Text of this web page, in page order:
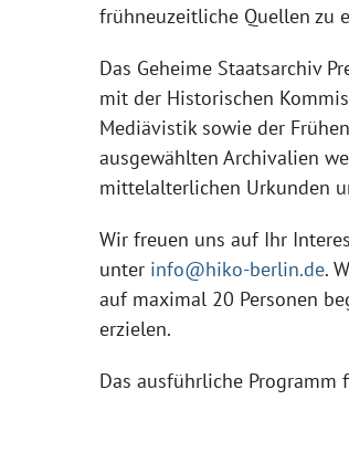
frühneuzeitliche Quellen zu
Das Geheime Staatsarchiv
mit der Historischen
Mediävistik sowie der
ausgewählten Archivalien
mittelalterlichen Urkunden
Wir freuen uns auf Ihr
unter info@hiko-berlin.de.
auf maximal 20 Personen
erzielen.
Das ausführliche Programm